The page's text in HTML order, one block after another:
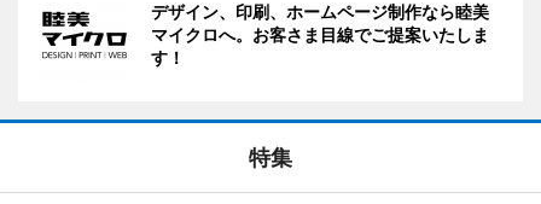
デザイン、印刷、ホームページ制作なら睦美
マイクロへ。お客さま目線でご提案いたしま
す！
特集